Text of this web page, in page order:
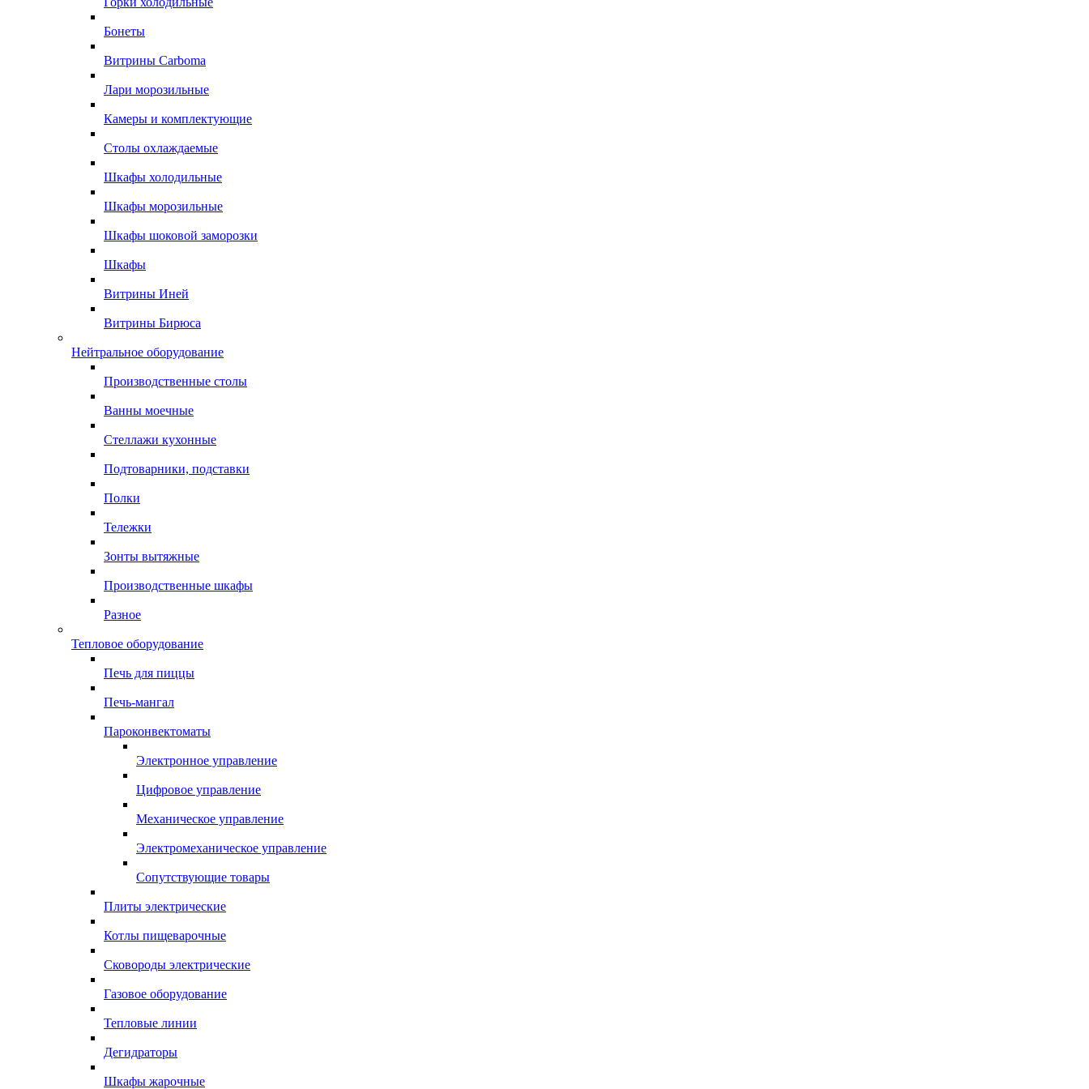
Бонеты
Витрины Carboma
Лари морозильные
Камеры и комплектующие
Столы охлаждаемые
Шкафы холодильные
Шкафы морозильные
Шкафы шоковой заморозки
Шкафы
Витрины Иней
Витрины Бирюса
Нейтральное оборудование
Производственные столы
Ванны моечные
Стеллажи кухонные
Подтоварники, подставки
Полки
Тележки
Зонты вытяжные
Производственные шкафы
Разное
Тепловое оборудование
Печь для пиццы
Печь-мангал
Пароконвектоматы
Электронное управление
Цифровое управление
Механическое управление
Электромеханическое управление
Сопутствующие товары
Плиты электрические
Котлы пищеварочные
Сковороды электрические
Газовое оборудование
Тепловые линии
Дегидраторы
Шкафы жарочные